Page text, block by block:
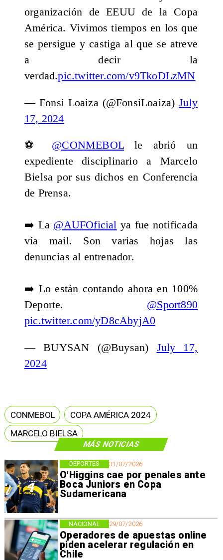
MÁS NOTICIAS
31/07/2026
O'Higgins cae por penales ante
Boca Juniors en Copa
Sudamericana
DEPORTES
29/07/2026
Operadores de apuestas online
piden acelerar regulación en
Chile
NACIONAL
organización de EEUU de la Copa
América. Vivimos tiempos en los que
se persigue y castiga al que se atreve
a decir la
verdad.pic.twitter.com/v9TkoDLzMN
— Fonsi Loaiza (@FonsiLoaiza)July
17, 2024
⚽️ @CONMEBOLle abrió un
expediente disciplinario a Marcelo
Bielsa por sus dichos en Conferencia
de Prensa.
➡️ La @AUFOficial ya fue notificada
vía mail. Son varias hojas las
denuncias al entrenador.
➡️ Lo están contando ahora en 100%
Deporte. @Sport890
pic.twitter.com/yD8cAbyjA0
— BUYSAN (@Buysan) July 17,
2024
CONMEBOL
COPA AMÉRICA 2024
MARCELO BIELSA